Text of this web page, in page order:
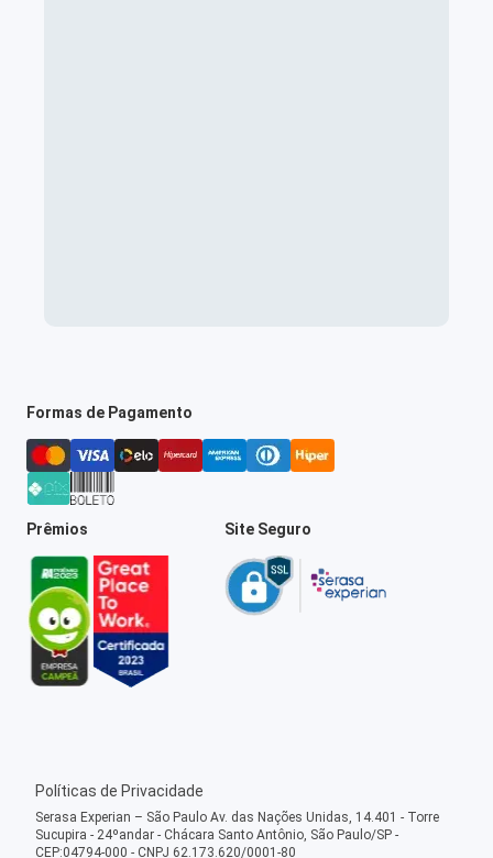
Formas de Pagamento
Prêmios Site Seguro
Políticas de Privacidade
Serasa Experian – São Paulo Av. das Nações Unidas, 14.401 - Torre
Sucupira - 24ºandar - Chácara Santo Antônio, São Paulo/SP -
CEP:04794-000 - CNPJ 62.173.620/0001-80